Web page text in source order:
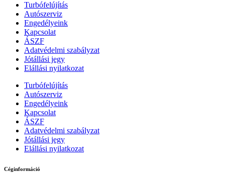
Turbófelújítás
Autószerviz
Engedélyeink
Kapcsolat
ÁSZF
Adatvédelmi szabályzat
Jótállási jegy
Elállási nyilatkozat
Turbófelújítás
Autószerviz
Engedélyeink
Kapcsolat
ÁSZF
Adatvédelmi szabályzat
Jótállási jegy
Elállási nyilatkozat
Céginformáció